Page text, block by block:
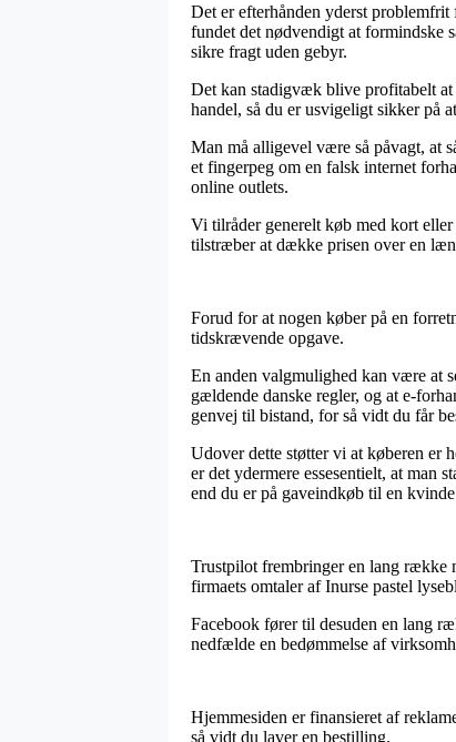
Det er efterhånden yderst
fundet det nødvendigt at formindske
sikre fragt uden gebyr.
Det kan stadigvæk blive profitabelt at
handel, så du er usvigeligt sikker på
Man må alligevel være så påvagt, at
et fingerpeg om en falsk internet
online outlets.
Vi tilråder generelt køb med kort
tilstræber at dække prisen over en
Forud for at nogen køber på en
tidskrævende opgave.
En anden valgmulighed kan være at
gældende danske regler, og at e-
genvej til bistand, for så vidt du får
Udover dette støtter vi at køberen er
er det ydermere essesentielt, at man
end du er på gaveindkøb til en
Trustpilot frembringer en lang række
firmaets omtaler af Inurse pastel
Facebook fører til desuden en lang
nedfælde en bedømmelse af
Hjemmesiden er finansieret af
så vidt du laver en bestilling.